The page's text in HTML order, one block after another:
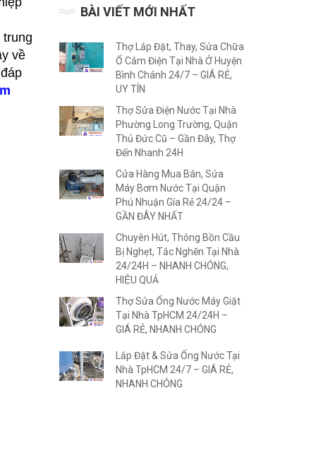
về
BÀI VIẾT MỚI NHẤT
Thợ Lắp Đặt, Thay, Sửa Chữa
Ổ Cắm Điện Tại Nhà Ở Huyện
Bình Chánh 24/7 – GIÁ RẺ,
UY TÍN
Thợ Sửa Điện Nước Tại Nhà
Phường Long Trường, Quận
Thủ Đức Cũ – Gần Đây, Thợ
Đến Nhanh 24H
Cửa Hàng Mua Bán, Sửa
Máy Bơm Nước Tại Quận
Phú Nhuận Gía Rẻ 24/24 –
GẦN ĐÂY NHẤT
Chuyên Hút, Thông Bồn Cầu
Bị Nghẹt, Tắc Nghẽn Tại Nhà
24/24H – NHANH CHÓNG,
HIỆU QUẢ
Thợ Sửa Ống Nước Máy Giặt
Tại Nhà TpHCM 24/24H –
GIÁ RẺ, NHANH CHÓNG
Lắp Đặt & Sửa Ống Nước Tại
Nhà TpHCM 24/7 – GIÁ RẺ,
NHANH CHÓNG